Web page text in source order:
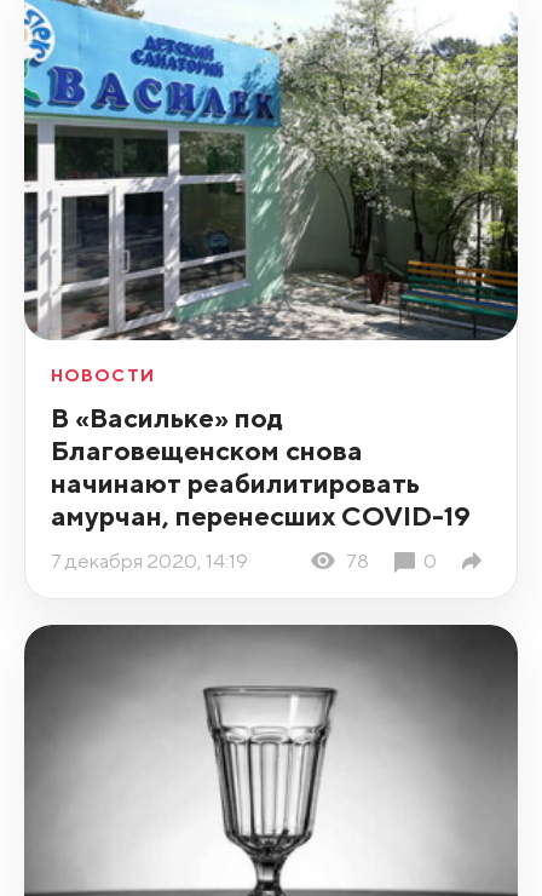
НОВОСТИ
В «Васильке» под
Благовещенском снова
начинают реабилитировать
амурчан, перенесших COVID-19
7 декабря 2020, 14:19 78 0